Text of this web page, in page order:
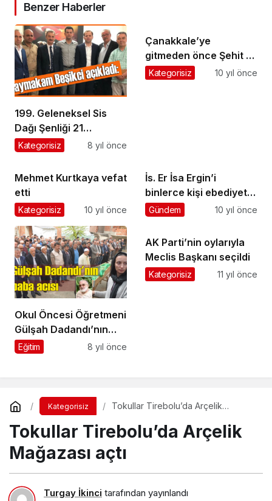
Benzer Haberler
199. Geleneksel Sis
Dağı Şenliği 21
Temmuz’da yapılacak
Kategorisiz 8 yıl önce
Çanakkale’ye
gitmeden önce Şehit Er
Alper Al’ın kabrini
Kategorisiz 10 yıl önce
Mehmet Kurtkaya vefat
etti
Kategorisiz 10 yıl önce
İs. Er İsa Ergin’i
binlerce kişi ebediyete
uğurladı
Gündem 10 yıl önce
Okul Öncesi Öğretmeni
Gülşah Dadandı’nın
vefat eden babası
Eğitim 8 yıl önce
AK Parti’nin oylarıyla
Meclis Başkanı seçildi
Kategorisiz 11 yıl önce
Kategorisiz
Tokullar Tirebolu’da Arçelik
Tokullar Tirebolu’da Arçelik
Mağazası açtı
Turgay İkinci tarafından yayınlandı